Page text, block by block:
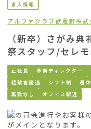
求人情報
アルファクラブ武蔵野株式
（新卒）さがみ
祭スタッフ/セレ
正社員 葬祭ディレクター
経験者優遇
シフト制 週
転勤なし
オフィス駅近
式の司会進行やお客様
がメインとなります。